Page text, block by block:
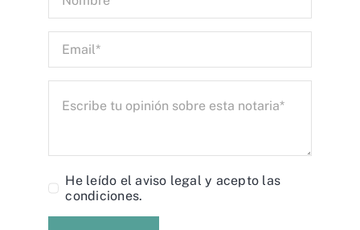
He leído elaviso legal y acepto las
condiciones.